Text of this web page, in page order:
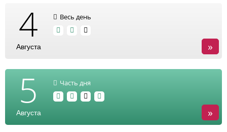
4
Августа
Весь день
»
5
Августа
Часть дня
»